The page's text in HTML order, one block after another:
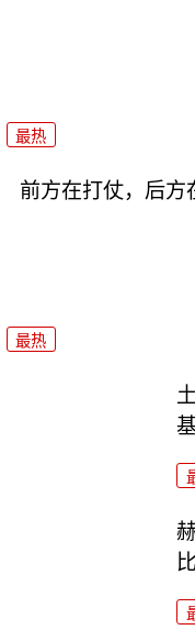
最热
前方在打仗，后方
最热